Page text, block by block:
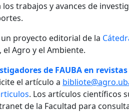
trabajos y avances de
un proyecto editorial de la
el Agro y el Ambiente.
de FAUBA en
el artículo a
. Los artículos científicos
de la Facultad para